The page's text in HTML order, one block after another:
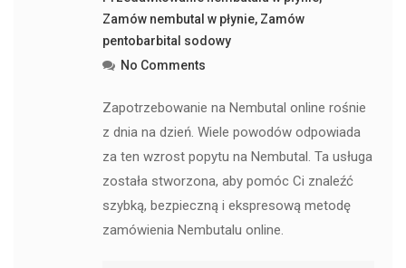
Zamów nembutal w płynie, Zamów
pentobarbital sodowy
No Comments
Zapotrzebowanie na Nembutal online rośnie
z dnia na dzień. Wiele powodów odpowiada
za ten wzrost popytu na Nembutal. Ta usługa
została stworzona, aby pomóc Ci znaleźć
szybką, bezpieczną i ekspresową metodę
zamówienia Nembutalu online.